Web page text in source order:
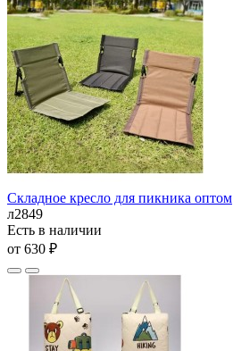
Складное кресло для пикника оптом
л2849
Есть в наличии
от 630 ₽